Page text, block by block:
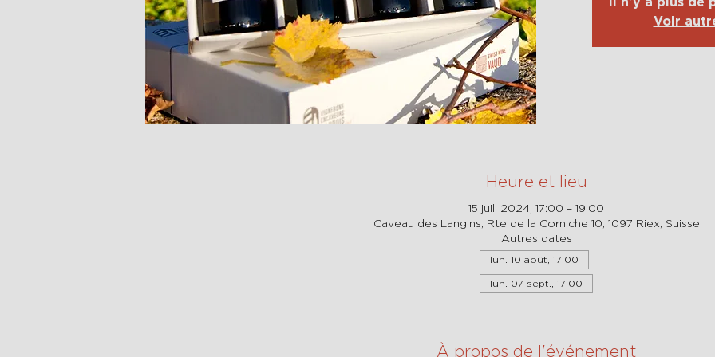
Voir
Heure et lieu
15 juil. 2024, 17:00 – 19:00
Caveau des Langins, Rte de la Corniche 10, 1097 Riex, Suisse
Autres dates
lun. 10 août, 17:00
lun. 07 sept., 17:00
À propos de l'événement